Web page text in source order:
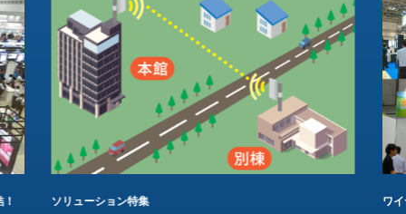
ソリューション特集 ワ